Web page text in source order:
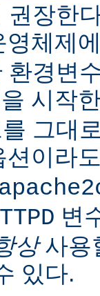
권장한
영체제
환경변
시작
그대
션이라
변
상사용
있다.